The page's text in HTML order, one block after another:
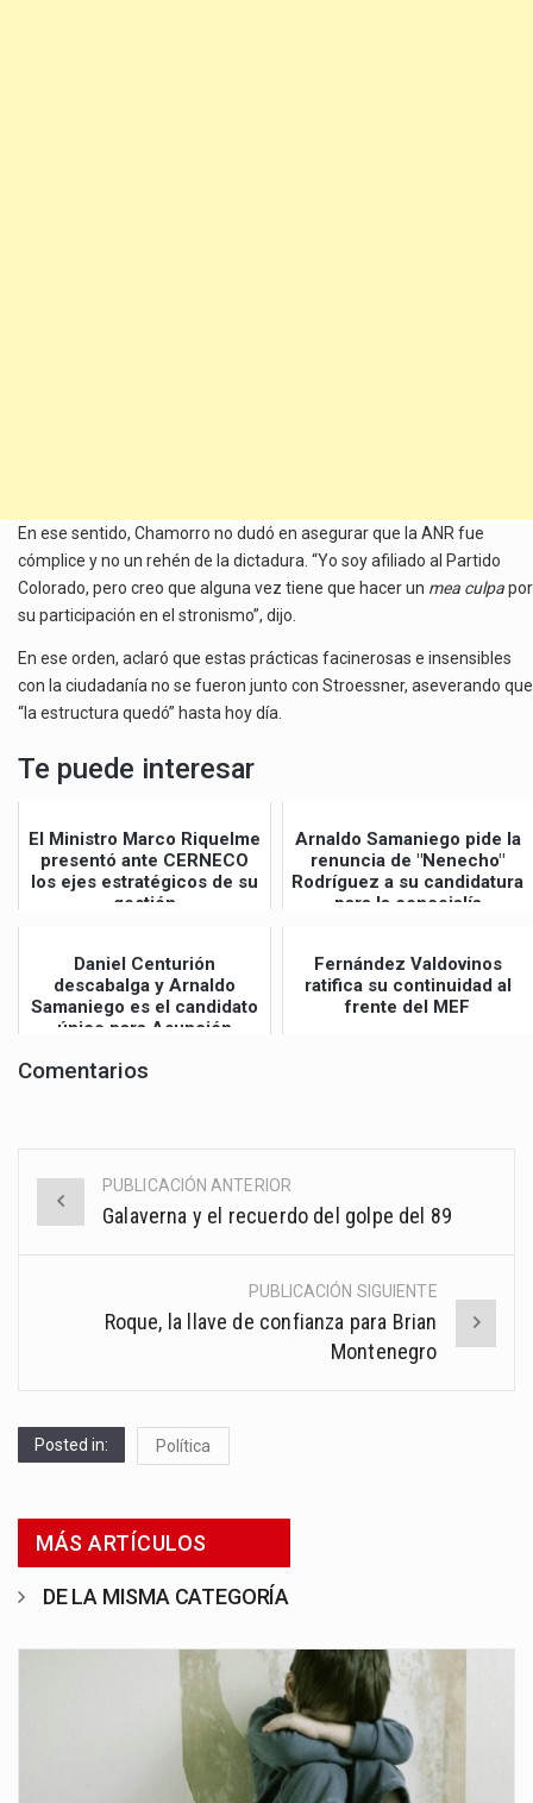
En ese sentido, Chamorro no dudó en asegurar que la ANR fue
cómplice y no un rehén de la dictadura. “Yo soy afiliado al Partido
Colorado, pero creo que alguna vez tiene que hacer un mea culpapor
su participación en el stronismo”, dijo.
En ese orden, aclaró que estas prácticas facinerosas e insensibles
con la ciudadanía no se fueron junto con Stroessner, aseverando que
“la estructura quedó” hasta hoy día.
Te puede interesar
El Ministro Marco Riquelme
presentó ante CERNECO
los ejes estratégicos de su
gestión
Arnaldo Samaniego pide la
renuncia de "Nenecho"
Rodríguez a su candidatura
para la concejalía
Daniel Centurión
descabalga y Arnaldo
Samaniego es el candidato
único para Asunción
Fernández Valdovinos
ratifica su continuidad al
frente del MEF
Comentarios
Post
PUBLICACIÓN ANTERIOR
Galaverna y el recuerdo del golpe del 89
PUBLICACIÓN SIGUIENTE
Roque, la llave de confianza para Brian
Montenegro
Posted in: Política
MÁS ARTÍCULOS
DE LA MISMA CATEGORÍA